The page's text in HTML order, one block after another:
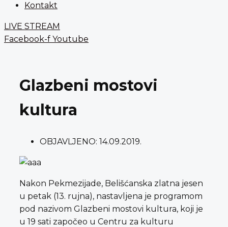
Kontakt
LIVE STREAM
Facebook-f Youtube
Glazbeni mostovi
kultura
OBJAVLJENO: 14.09.2019.
Nakon Pekmezijade, Belišćanska zlatna jesen
u petak (13. rujna), nastavljena je programom
pod nazivom Glazbeni mostovi kultura, koji je
u 19 sati započeo u Centru za kulturu